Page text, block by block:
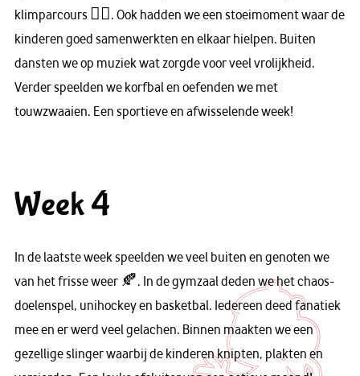
klimparcours 🧗‍♀️. Ook hadden we een stoeimoment waar de
kinderen goed samenwerkten en elkaar hielpen. Buiten
dansten we op muziek wat zorgde voor veel vrolijkheid.
Verder speelden we korfbal en oefenden we met
touwzwaaien. Een sportieve en afwisselende week!
Week 4
In de laatste week speelden we veel buiten en genoten we
van het frisse weer 🍂. In de gymzaal deden we het chaos-
doelenspel, unihockey en basketbal. Iedereen deed fanatiek
mee en er werd veel gelachen. Binnen maakten we een
gezellige slinger waarbij de kinderen knipten, plakten en